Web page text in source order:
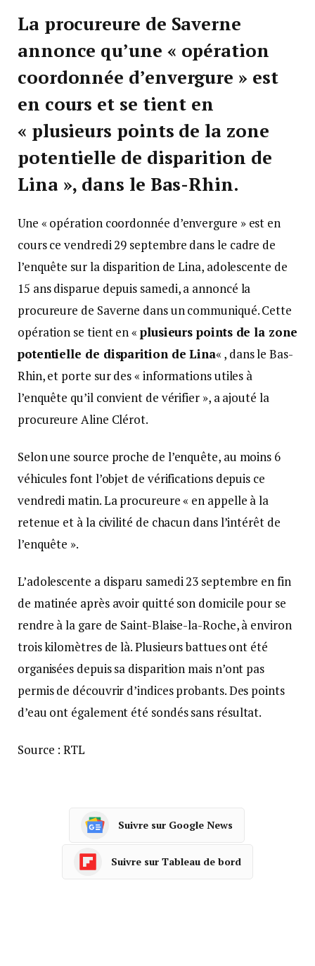
La procureure de Saverne
annonce qu’une « opération
coordonnée d’envergure » est
en cours et se tient en
« plusieurs points de la zone
potentielle de disparition de
Lina », dans le Bas-Rhin.
Une « opération coordonnée d’envergure » est en
cours ce vendredi 29 septembre dans le cadre de
l’enquête sur la disparition de Lina, adolescente de
15 ans disparue depuis samedi, a annoncé la
procureure de Saverne dans un communiqué. Cette
opération se tient en « plusieurs points de la zone
potentielle de disparition de Lina« , dans le Bas-
Rhin, et porte sur des « informations utiles à
l’enquête qu’il convient de vérifier », a ajouté la
procureure Aline Clérot.
Selon une source proche de l’enquête, au moins 6
véhicules font l’objet de vérifications depuis ce
vendredi matin. La procureure « en appelle à la
retenue et à la civilité de chacun dans l’intérêt de
l’enquête ».
L’adolescente a disparu samedi 23 septembre en fin
de matinée après avoir quitté son domicile pour se
rendre à la gare de Saint-Blaise-la-Roche, à environ
trois kilomètres de là. Plusieurs battues ont été
organisées depuis sa disparition mais n’ont pas
permis de découvrir d’indices probants. Des points
d’eau ont également été sondés sans résultat.
Source : RTL
Suivre sur Google News
Suivre sur Tableau de bord